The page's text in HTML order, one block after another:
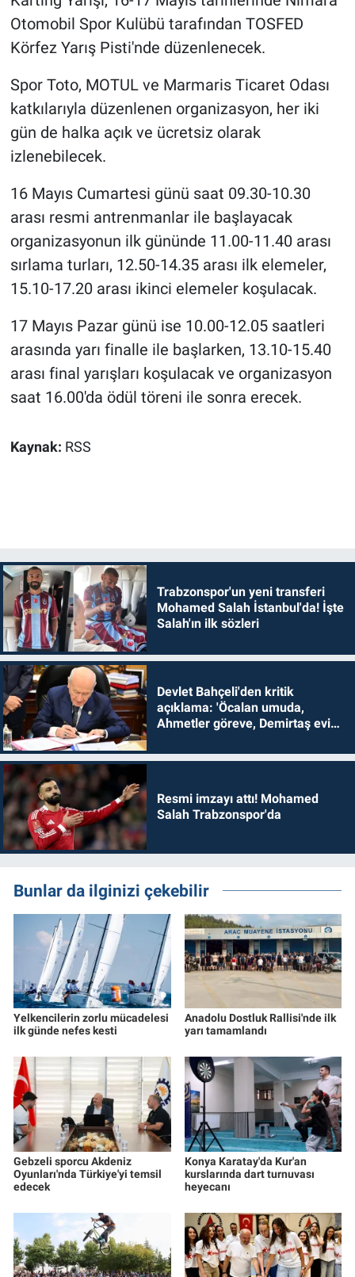
Otomobil Spor Kulübü tarafından TOSFED
Körfez Yarış Pisti'nde düzenlenecek.
Spor Toto, MOTUL ve Marmaris Ticaret Odası
katkılarıyla düzenlenen organizasyon, her iki
gün de halka açık ve ücretsiz olarak
izlenebilecek.
16 Mayıs Cumartesi günü saat 09.30-10.30
arası resmi antrenmanlar ile başlayacak
organizasyonun ilk gününde 11.00-11.40 arası
sırlama turları, 12.50-14.35 arası ilk elemeler,
15.10-17.20 arası ikinci elemeler koşulacak.
17 Mayıs Pazar günü ise 10.00-12.05 saatleri
arasında yarı finalle ile başlarken, 13.10-15.40
arası final yarışları koşulacak ve organizasyon
saat 16.00'da ödül töreni ile sonra erecek.
Kaynak: RSS
Trabzonspor'un yeni transferi
Mohamed Salah İstanbul'da! İşte
Salah'ın ilk sözleri
Devlet Bahçeli'den kritik
açıklama: 'Öcalan umuda,
Ahmetler göreve, Demirtaş evine
Resmi imzayı attı! Mohamed
Salah Trabzonspor'da
Bunlar da ilginizi çekebilir
Yelkencilerin zorlu mücadelesi
ilk günde nefes kesti
Anadolu Dostluk Rallisi'nde ilk
yarı tamamlandı
Gebzeli sporcu Akdeniz
Oyunları'nda Türkiye'yi temsil
edecek
Konya Karatay'da Kur'an
kurslarında dart turnuvası
heyecanı